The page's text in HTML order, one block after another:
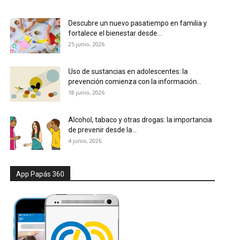
Descubre un nuevo pasatiempo en familia y
fortalece el bienestar desde...
25 junio, 2026
Uso de sustancias en adolescentes: la
prevención comienza con la información...
18 junio, 2026
Alcohol, tabaco y otras drogas: la importancia
de prevenir desde la...
4 junio, 2026
App Papás 360